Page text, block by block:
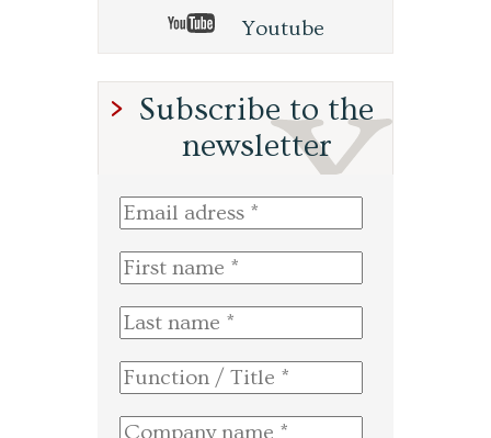
Youtube
Subscribe to the
newsletter